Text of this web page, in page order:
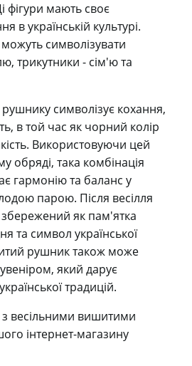
фігури мають своє
в українській культурі.
символізувати
трикутники - сім'ю та
символізує кохання,
в той час як чорний колір
Використовуючи цей
обряді, така комбінація
гармонію та баланс у
парою. Після весілля
як пам'ятка
та символ української
рушник також може
який дарує
традицій.
з весільними вишитими
інтернет-магазину